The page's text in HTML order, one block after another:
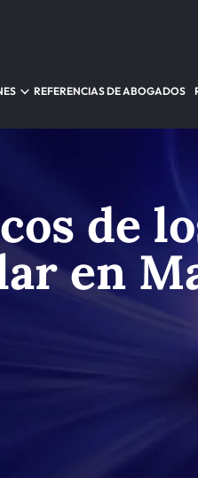
REFERENCIAS DE ABOGADOS
de
en